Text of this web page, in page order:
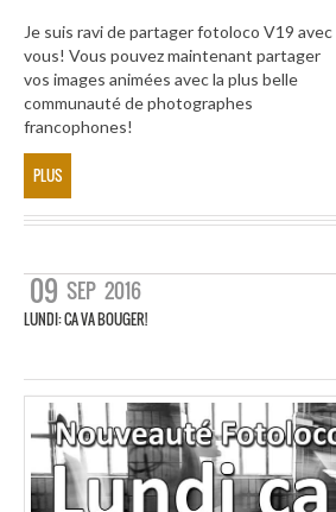
Je suis ravi de partager fotoloco V19 avec
vous! Vous pouvez maintenant partager
vos images animées avec la plus belle
communauté de photographes
francophones!
PLUS
09 SEP 2016
LUNDI: CA VA BOUGER!